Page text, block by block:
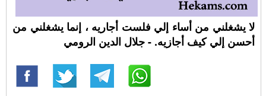
لا يشغلني من أساء إلي فلست أجاريه ، إنما يشغلني من
أحسن إلي كيف أجازيه. - جلال الدين الرومي